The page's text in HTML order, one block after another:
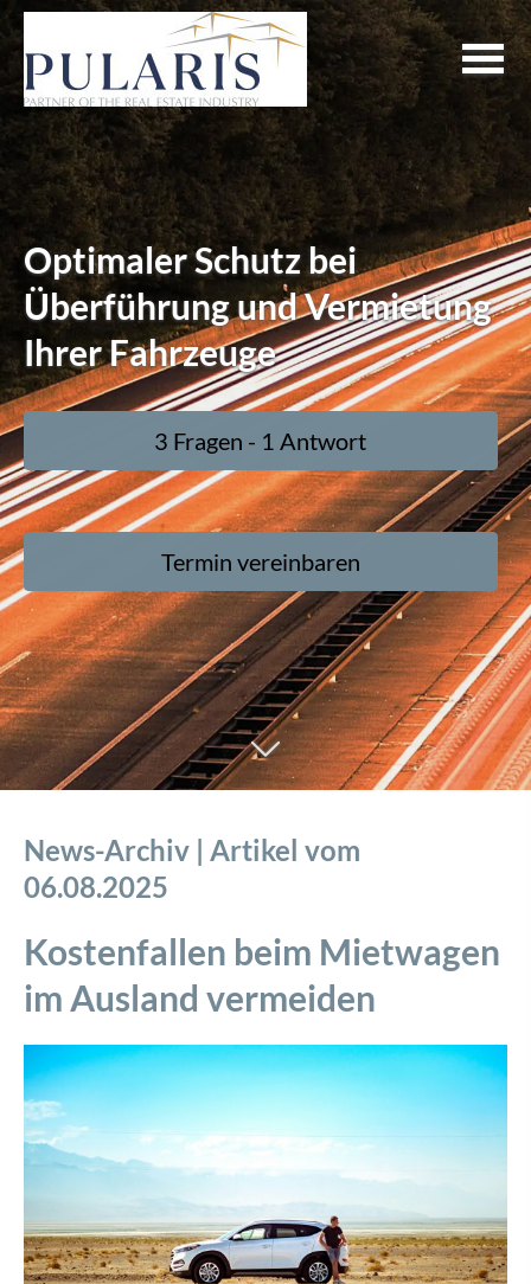
Optimaler Schutz bei
Überführung und Vermietung
Ihrer Fahrzeuge
3 Fragen - 1 Antwort
Termin ver­ein­baren
Termin ver­ein­baren
Termin ver­ein­baren
Termin ver­ein­baren
News-Archiv | Artikel vom
06.08.2025
Kostenfallen beim Mietwagen
im Ausland vermeiden